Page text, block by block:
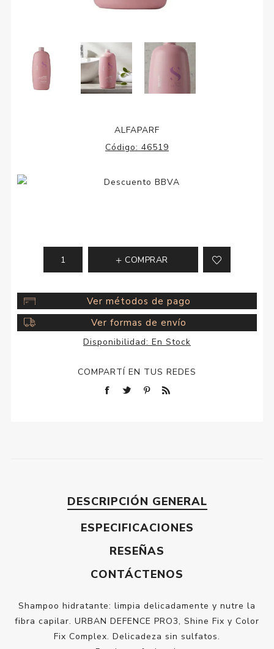
ALFAPARF
Código: 46519
COMPRAR
Ver métodos de pago
Ver formas de envío
Disponibilidad: En Stock
COMPARTÍ EN TUS REDES
DESCRIPCIÓN GENERAL
ESPECIFICACIONES
RESEÑAS
CONTÁCTENOS
Shampoo hidratante: limpia delicadamente y nutre la
fibra capilar. URBAN DEFENCE PRO3, Shine Fix y Color
Fix Complex. Delicadeza sin sulfatos.